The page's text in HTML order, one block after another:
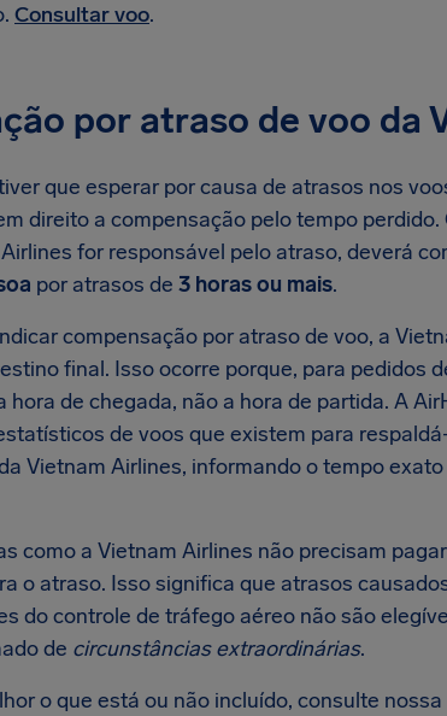
Consultar voo.
por atraso de voo da
que esperar por causa de atrasos nos
direito a compensação pelo tempo
for responsável pelo atraso, deverá
por atrasos de 3 horas ou mais.
compensação por atraso de voo, a
final. Isso ocorre porque, para pedidos
hora de chegada, não a hora de partida. A
de voos que existem para
Vietnam Airlines, informando o tempo
como a Vietnam Airlines não precisam
o atraso. Isso significa que atrasos
do controle de tráfego aéreo não são
de circunstâncias extraordinárias.
o que está ou não incluído, consulte nossa